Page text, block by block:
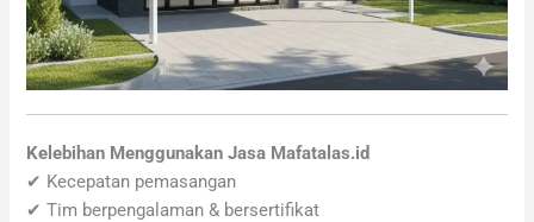
Kelebihan Menggunakan Jasa Mafatalas.id
✔ Kecepatan pemasangan
✔ Tim berpengalaman & bersertifikat